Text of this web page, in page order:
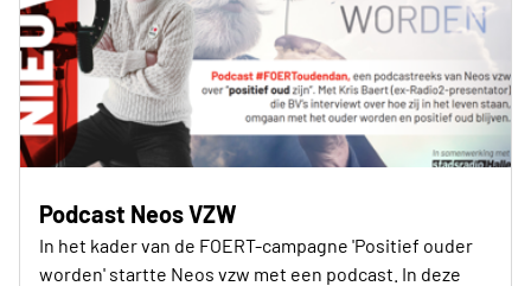
Podcast Neos VZW
In het kader van de FOERT-campagne 'Positief ouder
worden' startte Neos vzw met een podcast. In deze